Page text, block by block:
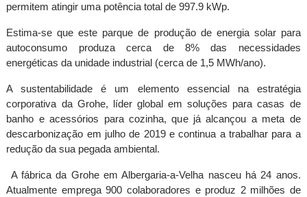
permitem atingir uma potência total de 997.9 kWp.
Estima-se que este parque de produção de energia solar para
autoconsumo produza cerca de 8% das necessidades
energéticas da unidade industrial (cerca de 1,5 MWh/ano).
A sustentabilidade é um elemento essencial na estratégia
corporativa da Grohe, líder global em soluções para casas de
banho e acessórios para cozinha, que já alcançou a meta de
descarbonização em julho de 2019 e continua a trabalhar para a
redução da sua pegada ambiental.
A fábrica da Grohe em Albergaria-a-Velha nasceu há 24 anos.
Atualmente emprega 900 colaboradores e produz 2 milhões de